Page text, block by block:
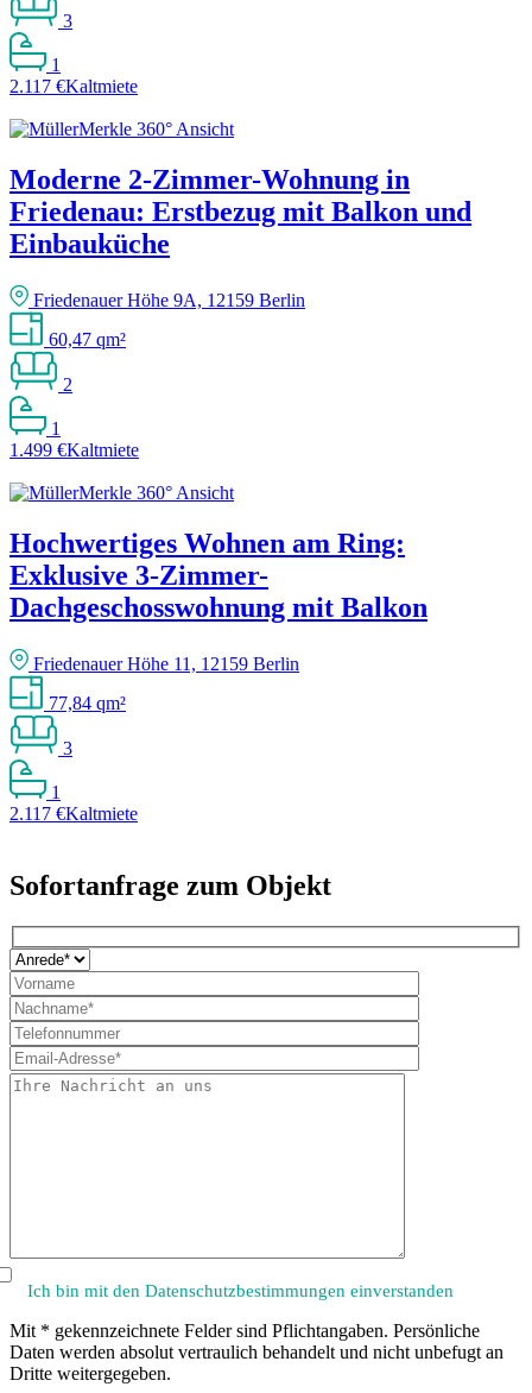
3
1
2.117 €Kaltmiete
Moderne 2-Zimmer-Wohnung in
Friedenau: Erstbezug mit Balkon und
Einbauküche
Friedenauer Höhe 9A, 12159 Berlin
60,47 qm²
2
1
1.499 €Kaltmiete
Hochwertiges Wohnen am Ring:
Exklusive 3-Zimmer-
Dachgeschosswohnung mit Balkon
Friedenauer Höhe 11, 12159 Berlin
77,84 qm²
3
1
2.117 €Kaltmiete
Sofortanfrage zum Objekt
Bitte
Ich bin mit den Datenschutzbestimmungen einverstanden
Mit * gekennzeichnete Felder sind Pflichtangaben. Persönliche
Daten werden absolut vertraulich behandelt und nicht unbefugt an
Dritte weitergegeben.